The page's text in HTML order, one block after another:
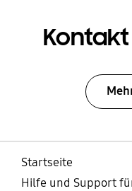
Startseite
Hilfe und Support